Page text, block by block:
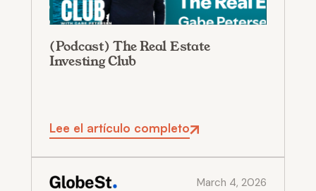
(Podcast) The Real Estate
Investing Club
Lee el artículo completo
March 4, 2026